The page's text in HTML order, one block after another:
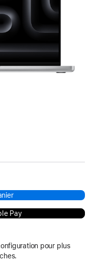
Pay
pour plus